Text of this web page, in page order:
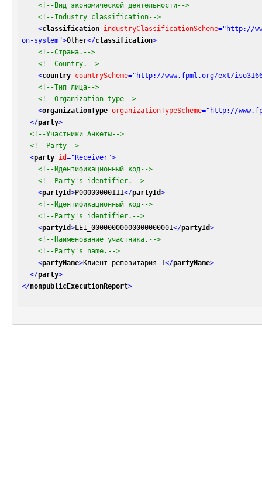
<!--Вид экономической деятельности-->
<!--Industry classification-->
<classification industryClassificationScheme="http://
on-system">Other</classification>
<!--Страна.-->
<!--Country.-->
<country countryScheme="http://www.fpml.org/ext/
<!--Тип лица-->
<!--Organization type-->
<organizationType organizationTypeScheme="http://
</party>
<!--Участники Анкеты-->
<!--Party-->
<party id="Receiver">
<!--Идентификационный код-->
<!--Party's identifier.-->
<partyId>P00000000111</partyId>
<!--Идентификационный код-->
<!--Party's identifier.-->
<partyId>LEI_00000000000000000001</partyId>
<!--Наименование участника.-->
<!--Party's name.-->
<partyName>Клиент репозитария 1</partyName>
</party>
</nonpublicExecutionReport>